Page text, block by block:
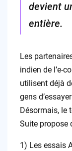
devient
entière.
Les
indien de l’e-
utilisent déjà
gens
Désormais, le
Suite propose
1) Les essais